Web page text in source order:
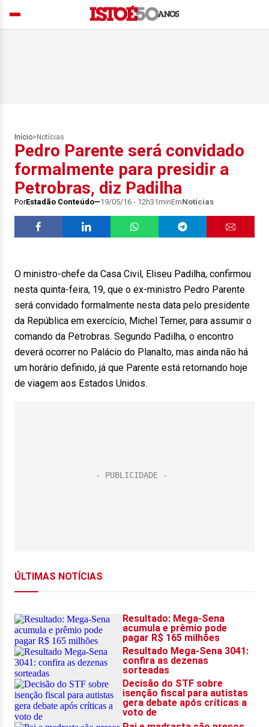
Início> Notícias
Pedro Parente será convidado
formalmente para presidir a
Petrobras, diz Padilha
PorEstadão Conteúdo 19/05/16 - 12h31minEmNotícias
O ministro-chefe da Casa Civil, Eliseu Padilha, confirmou
nesta quinta-feira, 19, que o ex-ministro Pedro Parente
será convidado formalmente nesta data pelo presidente
da República em exercício, Michel Temer, para assumir o
comando da Petrobras. Segundo Padilha, o encontro
deverá ocorrer no Palácio do Planalto, mas ainda não há
um horário definido, já que Parente está retornando hoje
de viagem aos Estados Unidos.